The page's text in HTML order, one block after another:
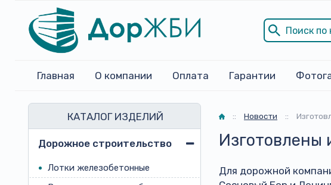
Главная О компании Оплата Гарантии
КАТАЛОГ ИЗДЕЛИЙ
Дорожное строительство
Лотки железобетонные
Главная
:: Новости ::
Для дорожной